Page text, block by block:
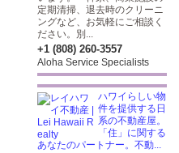
定期清掃、退去時のクリーニ
ングなど、お気軽にご相談く
ださい。別...
+1 (808) 260-3557
Aloha Service Specialists
ハワイらしい物
件を提供する日
系の不動産屋。
「住」に関する
あなたのパートナー。不動...